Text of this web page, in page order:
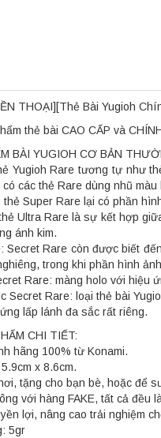
THOẠI][Thẻ Bài Yugioh
thẻ bài CAO CẤP và
BÀI YUGIOH CƠ BẢN
Yugioh Rare tương tự như
có các thẻ Rare dùng nhũ
thẻ Super Rare lại có phần
Ultra Rare là sự kết hợp
ánh kim.
Secret Rare còn được biết
trong khi phần hình
Rare: màng holo với hiệu
Rare: loại thẻ bài
lấp lánh đa sắc rất riêng.
CHI TIẾT:
hãng 100% từ Konami.
x 8.6cm.
tặng cho bạn bè, hoặc để
với hàng FAKE, tất cả đều
lợi, nâng cao trải nghiệm
5gr